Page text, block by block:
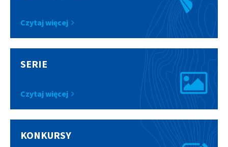
Czytaj więcej
SERIE
Czytaj więcej
KONKURSY